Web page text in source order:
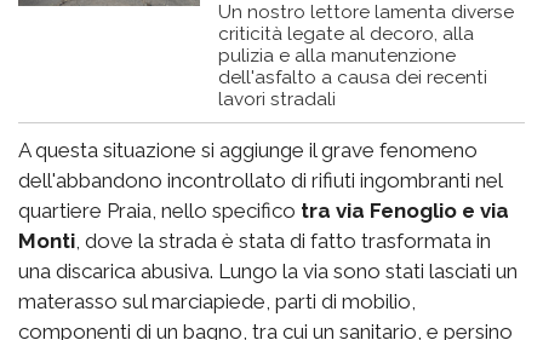
Un nostro lettore lamenta diverse
criticità legate al decoro, alla
pulizia e alla manutenzione
dell'asfalto a causa dei recenti
lavori stradali
A questa situazione si aggiunge il grave fenomeno
dell'abbandono incontrollato di rifiuti ingombranti nel
quartiere Praia, nello specifico tra via Fenoglio e via
Monti, dove la strada è stata di fatto trasformata in
una discarica abusiva. Lungo la via sono stati lasciati un
materasso sul marciapiede, parti di mobilio,
componenti di un bagno, tra cui un sanitario, e persino